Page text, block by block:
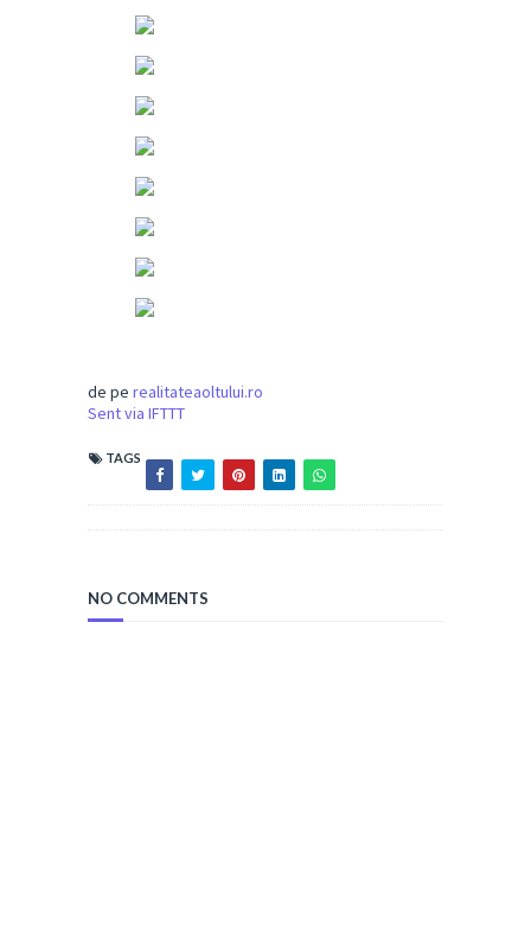
de pe realitateaoltului.ro
Sent via IFTTT
TAGS
NO COMMENTS